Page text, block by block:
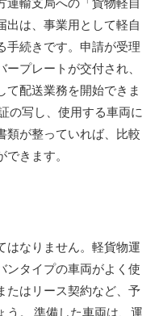
運輸支局への「貨物軽自
は、事業用として軽自
手続きです。申請が受理
プレートが交付され、
配送業務を開始できま
の写し、使用する車両に
類が整っていれば、比較
きます。
はなりません。軽貨物運
ンタイプの車両がよく使
たはリース契約など、予